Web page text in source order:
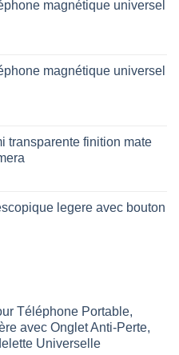
magnétique universel
magnétique universel
transparente finition mate
legere avec bouton
Téléphone Portable,
avec Onglet Anti-Perte,
Universelle